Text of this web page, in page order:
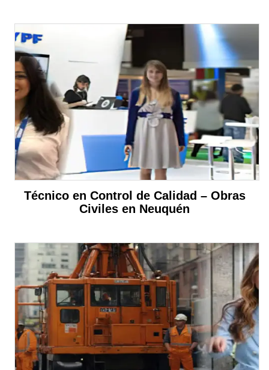
Técnico en Control de Calidad – Obras
Civiles en Neuquén